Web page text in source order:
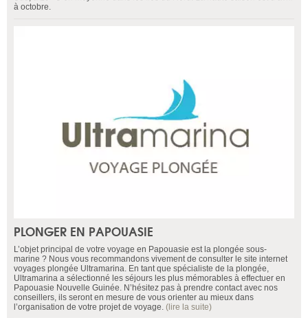
à octobre.
PLONGER EN PAPOUASIE
L’objet principal de votre voyage en Papouasie est la plongée sous-
marine ? Nous vous recommandons vivement de consulter le site internet
voyages plongée Ultramarina. En tant que spécialiste de la plongée,
Ultramarina a sélectionné les séjours les plus mémorables à effectuer en
Papouasie Nouvelle Guinée. N’hésitez pas à prendre contact avec nos
conseillers, ils seront en mesure de vous orienter au mieux dans
l’organisation de votre projet de voyage. (lire la suite)